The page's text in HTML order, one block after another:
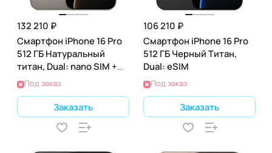
132 210 ₽
Смартфон iPhone 16 Pro
512 ГБ Натуральный
титан, Dual: nano SIM +
eSIM
Под заказ
Заказать
106 210 ₽
Смартфон iPhone 16 Pro
512 ГБ Черный Титан,
Dual: eSIM
Под заказ
Заказать